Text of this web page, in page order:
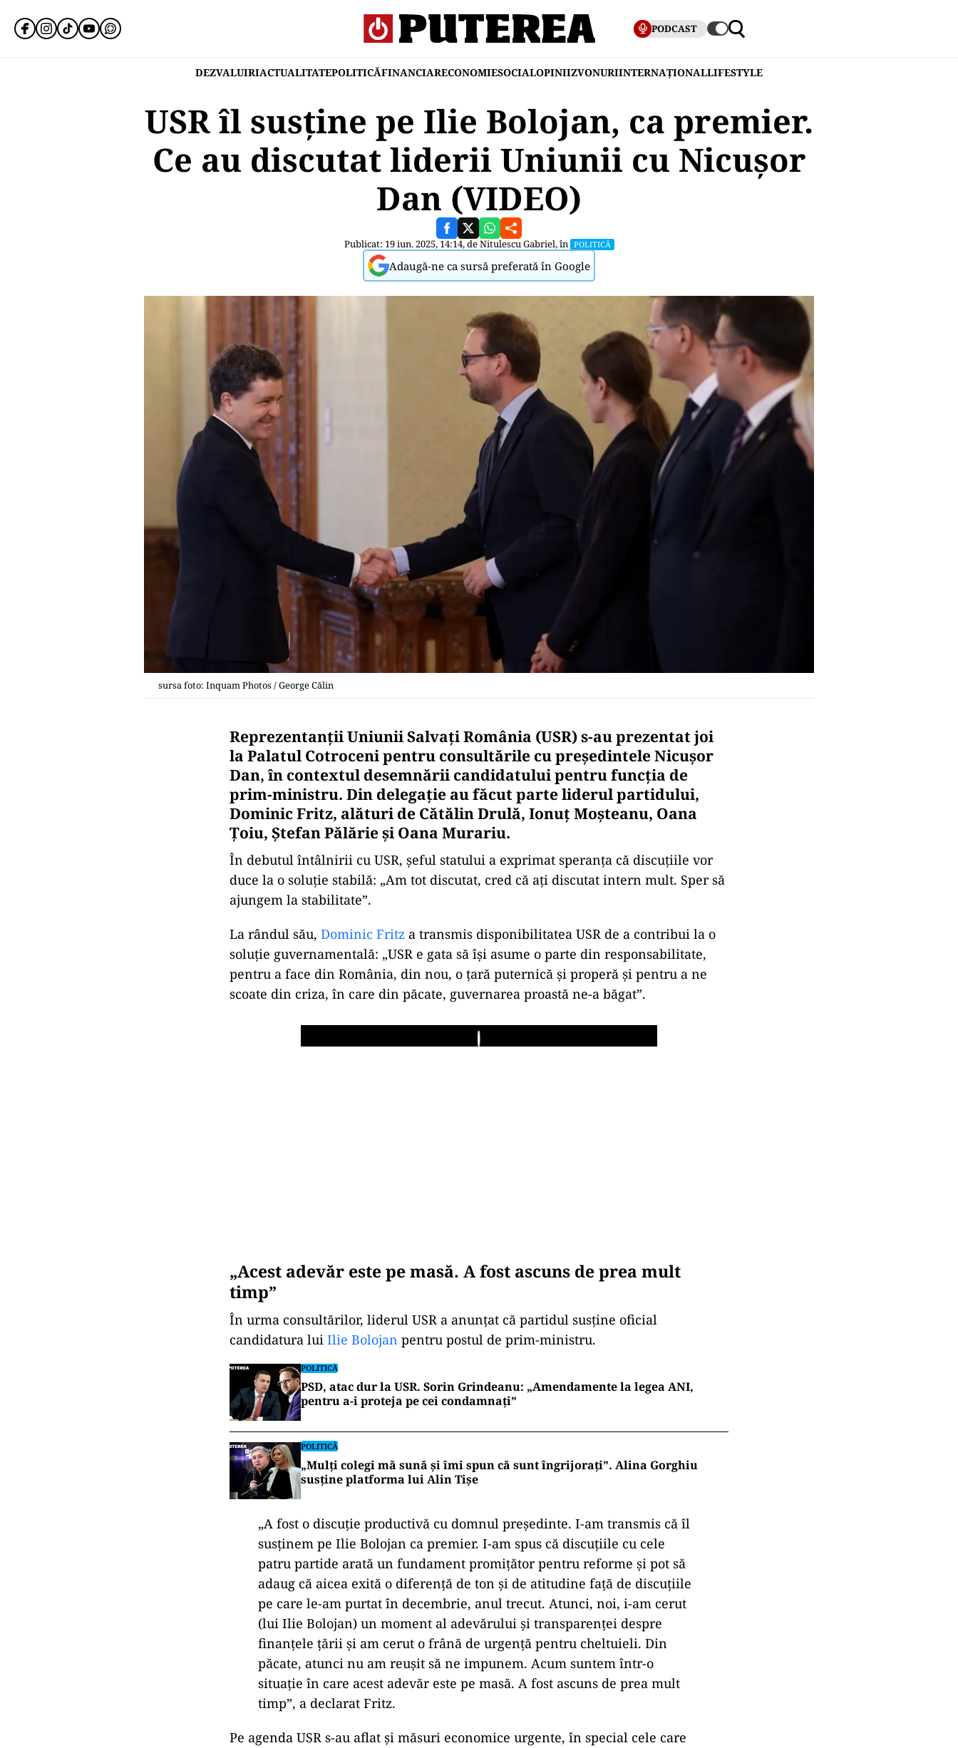
PODCAST
DEZVALUIRIACTUALITATEPOLITICĂFINANCIARECONOMIESOCIALOPINIIZVONURIINTERNAȚIONALLIFESTYLE
USR îl susține pe Ilie Bolojan, ca premier.
Ce au discutat liderii Uniunii cu Nicuşor
Dan (VIDEO)
Publicat: 19 iun. 2025, 14:14, deNitulescu Gabriel, în POLITICĂ
Adaugă-ne ca sursă preferată în Google
sursa foto: Inquam Photos / George Călin
Reprezentanții Uniunii Salvați România (USR) s-au prezentat joi
la Palatul Cotroceni pentru consultările cu președintele Nicușor
Dan, în contextul desemnării candidatului pentru funcția de
prim-ministru. Din delegație au făcut parte liderul partidului,
Dominic Fritz, alături de Cătălin Drulă, Ionuț Moșteanu, Oana
Țoiu, Ștefan Pălărie și Oana Murariu.
În debutul întâlnirii cu USR, șeful statului a exprimat speranța că discuțiile vor
duce la o soluție stabilă: „Am tot discutat, cred că ați discutat intern mult. Sper să
ajungem la stabilitate”.
La rândul său, Dominic Fritz a transmis disponibilitatea USR de a contribui la o
soluție guvernamentală: „USR e gata să își asume o parte din responsabilitate,
pentru a face din România, din nou, o țară puternică și properă și pentru a ne
scoate din criza, în care din păcate, guvernarea proastă ne-a băgat”.
Play
„Acest adevăr este pe masă. A fost ascuns de prea mult
timp”
În urma consultărilor, liderul USR a anunțat că partidul susține oficial
candidatura lui Ilie Bolojan pentru postul de prim-ministru.
POLITICĂ
PSD, atac dur la USR. Sorin Grindeanu: „Amendamente la legea ANI,
pentru a-i proteja pe cei condamnați”
POLITICĂ
„Mulți colegi mă sună și îmi spun că sunt îngrijorați”. Alina Gorghiu
susține platforma lui Alin Tișe
„A fost o discuție productivă cu domnul președinte. I-am transmis că îl
susținem pe Ilie Bolojan ca premier. I-am spus că discuțiile cu cele
patru partide arată un fundament promițător pentru reforme și pot să
adaug că aicea exită o diferență de ton și de atitudine față de discuțiile
pe care le-am purtat în decembrie, anul trecut. Atunci, noi, i-am cerut
(lui Ilie Bolojan) un moment al adevărului și transparenței despre
finanțele țării și am cerut o frână de urgență pentru cheltuieli. Din
păcate, atunci nu am reușit să ne impunem. Acum suntem într-o
situație în care acest adevăr este pe masă. A fost ascuns de prea mult
timp”, a declarat Fritz.
Pe agenda USR s-au aflat și măsuri economice urgente, în special cele care